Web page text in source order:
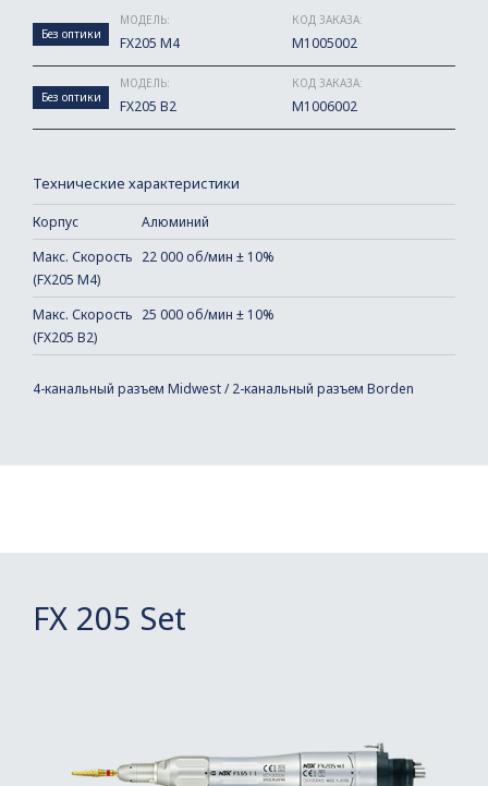
Без оптики
МОДЕЛЬ:
FX205 M4
КОД ЗАКАЗА:
M1005002
Без оптики
МОДЕЛЬ:
FX205 B2
КОД ЗАКАЗА:
M1006002
Технические характеристики
Корпус
Алюминий
Макс. Скорость
(FX205 M4)
22 000 об/мин ± 10%
Макс. Скорость
(FX205 B2)
25 000 об/мин ± 10%
4-канальный разъем Midwest / 2-канальный разъем Borden
FX 205 Set